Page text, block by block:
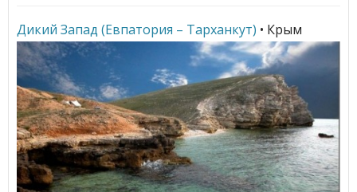
Дикий Запад (Евпатория – Тарханкут) • Крым